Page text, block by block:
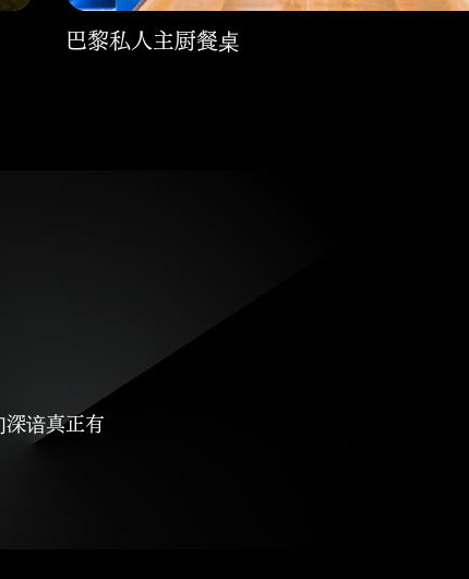
巴黎私人主厨餐桌
深谙真正有